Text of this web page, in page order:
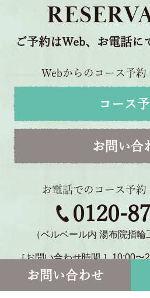
ご予約はWeb、お電話に
Webからのコース予約
コース
お問い合
お電話でのコース予約
0120-
（ベルベール内 湯布院指
［お問い合わせ時間 ］10:00〜
〒879-5114 大分県由布市
お問い合わせ